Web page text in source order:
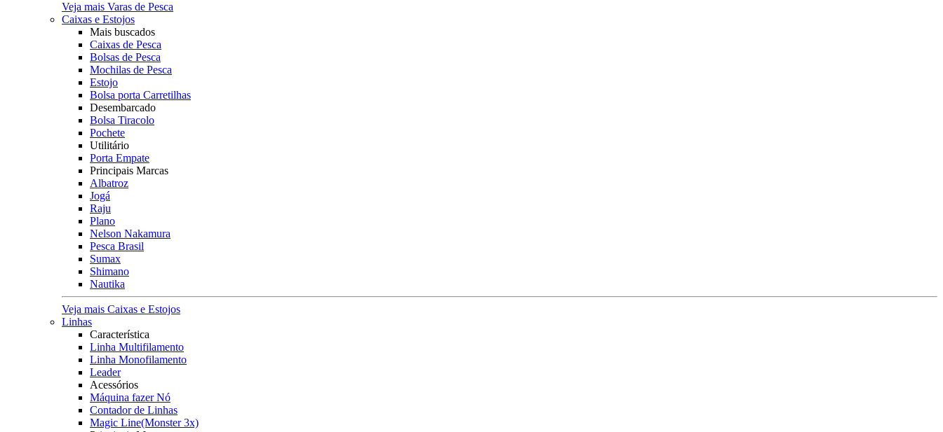
Veja mais Varas de Pesca
Caixas e Estojos
Mais buscados
Caixas de Pesca
Bolsas de Pesca
Mochilas de Pesca
Estojo
Bolsa porta Carretilhas
Desembarcado
Bolsa Tiracolo
Pochete
Utilitário
Porta Empate
Principais Marcas
Albatroz
Jogá
Raju
Plano
Nelson Nakamura
Pesca Brasil
Sumax
Shimano
Nautika
Veja mais Caixas e Estojos
Linhas
Característica
Linha Multifilamento
Linha Monofilamento
Leader
Acessórios
Máquina fazer Nó
Contador de Linhas
Magic Line(Monster 3x)